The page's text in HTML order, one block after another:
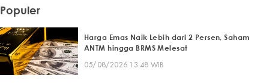
Populer
Harga Emas Naik Lebih dari 2 Persen, Saham
ANTM hingga BRMS Melesat
05/08/2026 13:48 WIB